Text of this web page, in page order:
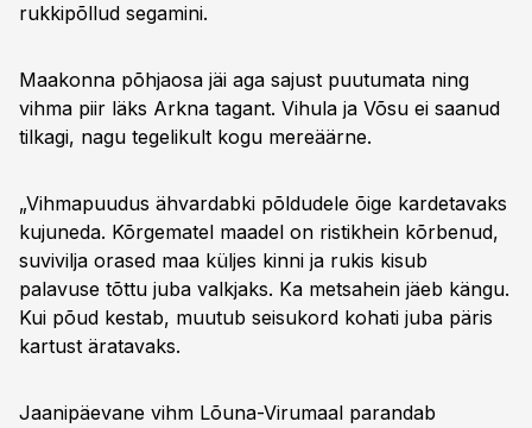
rukkipõllud segamini.
Maakonna põhjaosa jäi aga sajust puutumata ning
vihma piir läks Arkna tagant. Vihula ja Võsu ei saanud
tilkagi, nagu tegelikult kogu mereäärne.
„Vihmapuudus ähvardabki põldudele õige kardetavaks
kujuneda. Kõrgematel maadel on ristikhein kõrbenud,
suvivilja orased maa küljes kinni ja rukis kisub
palavuse tõttu juba valkjaks. Ka metsahein jäeb kängu.
Kui põud kestab, muutub seisukord kohati juba päris
kartust äratavaks.
Jaanipäevane vihm Lõuna-Virumaal parandab